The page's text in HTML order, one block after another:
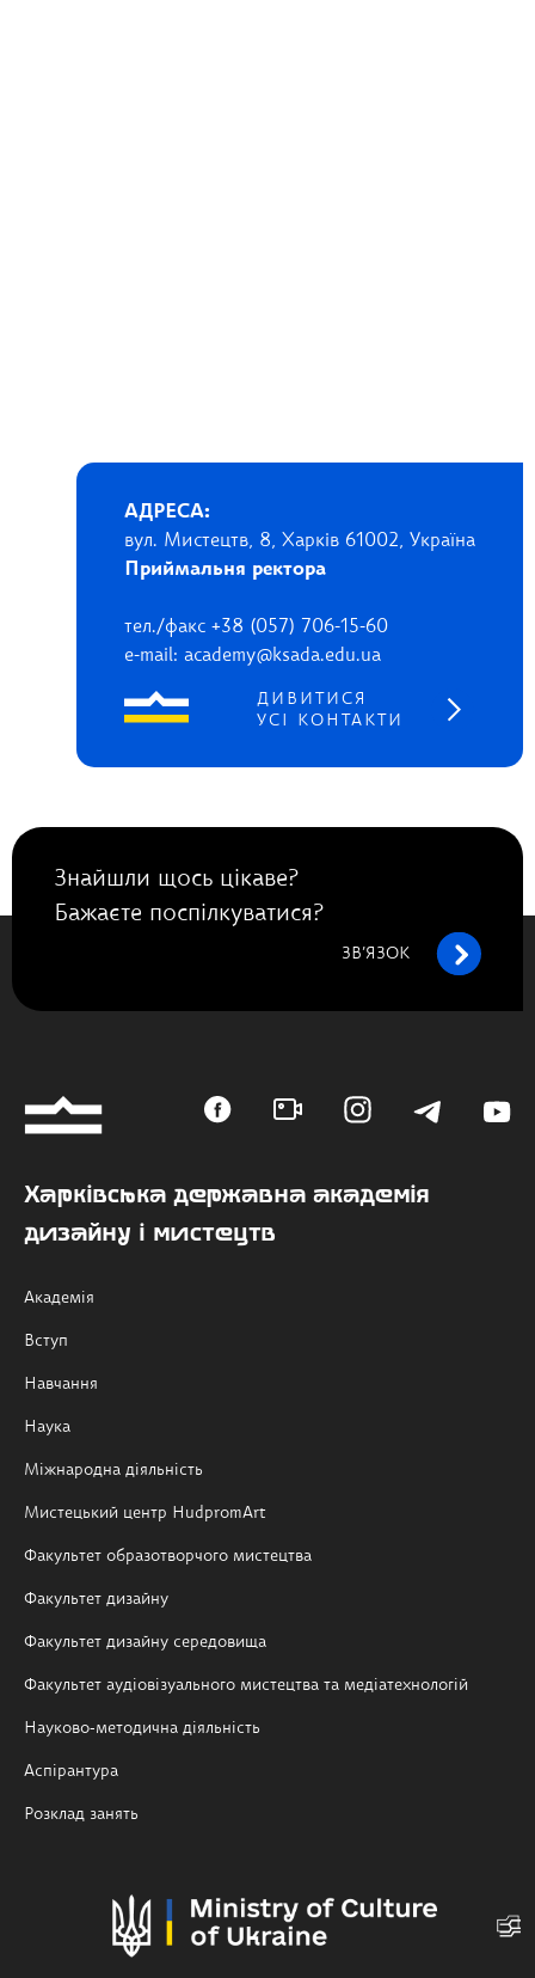
АДРЕСА:
вул. Мистецтв, 8, Харків 61002, Україна
Приймальня ректора
тел./факс +38 (057) 706-15-60
e-mail: academy@ksada.edu.ua
ДИВИТИСЯ
УСІ КОНТАКТИ
Знайшли щось цікаве?
Бажаєте поспілкуватися?
ЗВ’ЯЗОК
Харківська державна академія
дизайну і мистецтв
Академія
Вступ
Навчання
Наука
Міжнародна діяльність
Мистецький центр HudpromArt
Факультет образотворчого мистецтва
Факультет дизайну
Факультет дизайну середовища
Факультет аудіовізуального мистецтва та медіатехнологій
Науково-методична діяльність
Аспірантура
Розклад занять